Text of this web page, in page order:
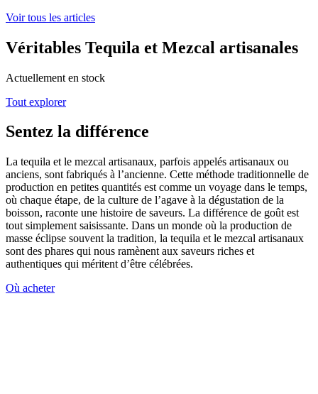
Voir tous les articles
Véritables Tequila et Mezcal artisanales
Actuellement en stock
Tout explorer
Sentez la différence
La tequila et le mezcal artisanaux, parfois appelés artisanaux ou
anciens, sont fabriqués à l’ancienne. Cette méthode traditionnelle de
production en petites quantités est comme un voyage dans le temps,
où chaque étape, de la culture de l’agave à la dégustation de la
boisson, raconte une histoire de saveurs. La différence de goût est
tout simplement saisissante. Dans un monde où la production de
masse éclipse souvent la tradition, la tequila et le mezcal artisanaux
sont des phares qui nous ramènent aux saveurs riches et
authentiques qui méritent d’être célébrées.
Où acheter